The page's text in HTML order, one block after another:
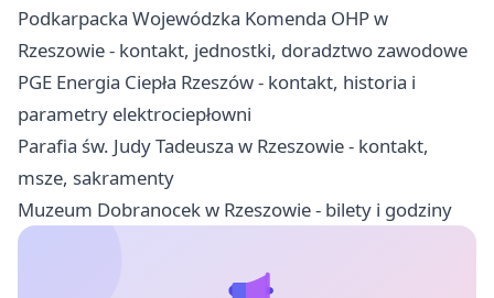
Podkarpacka Wojewódzka Komenda OHP w
Rzeszowie - kontakt, jednostki, doradztwo zawodowe
PGE Energia Ciepła Rzeszów - kontakt, historia i
parametry elektrociepłowni
Parafia św. Judy Tadeusza w Rzeszowie - kontakt,
msze, sakramenty
Muzeum Dobranocek w Rzeszowie - bilety i godziny